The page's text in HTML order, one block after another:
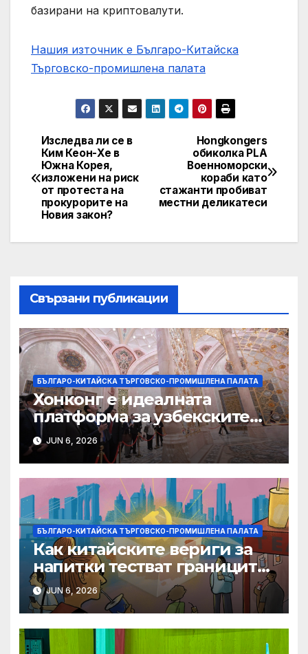
базирани на криптовалути.
Нашия източник е Българо-Китайска
Търговско-промишлена палaта
Post
navigation
Hongkongers
обиколка PLA
Военноморски
кораби като
стажанти пробиват
местни деликатеси
Изследва ли се в
Ким Кеон-Хе в
Южна Корея,
изложени на риск
от протеста на
прокурорите на
Новия закон?
Свързани публикации
БЪЛГАРО-КИТАЙСКА ТЪРГОВСКО-ПРОМИШЛЕНА ПАЛАТА
Хонконг е идеалната
платформа за узбекските
фирми да разширят
крилата си в световен
мащаб, казва Джон Лий
JUN 6, 2026
БЪЛГАРО-КИТАЙСКА ТЪРГОВСКО-ПРОМИШЛЕНА ПАЛАТА
Как китайските вериги за
напитки тестват границите
на меката сила
JUN 6, 2026